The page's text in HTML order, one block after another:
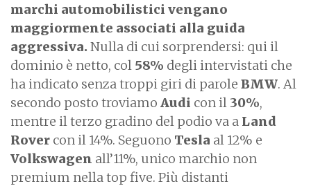
marchi automobilistici vengano
maggiormente associati alla guida
aggressiva. Nulla di cui sorprendersi: qui il
dominio è netto, col 58% degli intervistati che
ha indicato senza troppi giri di parole BMW. Al
secondo posto troviamo Audi con il 30%,
mentre il terzo gradino del podio va a Land
Rover con il 14%. Seguono Tesla al 12% e
Volkswagen all’11%, unico marchio non
premium nella top five. Più distanti